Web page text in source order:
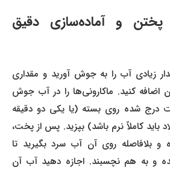
و آماده‌سازی دقیق
زیادی آب را به جوش آورید و مقداری
کنید. ماکارونی‌ها را در آب جوش
شده روی بسته (یا یکی دو دقیقه
باید کاملاً نرم باشد) بپزید. پس از پخت،
بلافاصله روی آن آب سرد بگیرید تا
به هم نچسبند. اجازه دهید آب آن